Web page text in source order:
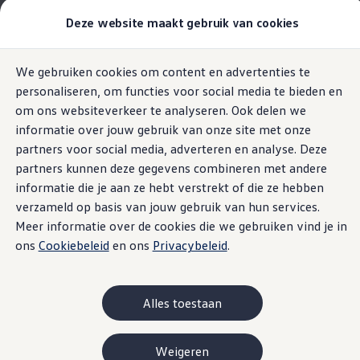
Deze website maakt gebruik van cookies
We gebruiken cookies om content en advertenties te
personaliseren, om functies voor social media te bieden en
om ons websiteverkeer te analyseren. Ook delen we
informatie over jouw gebruik van onze site met onze
partners voor social media, adverteren en analyse. Deze
partners kunnen deze gegevens combineren met andere
informatie die je aan ze hebt verstrekt of die ze hebben
verzameld op basis van jouw gebruik van hun services.
Meer informatie over de cookies die we gebruiken vind je in
ons Cookiebeleid en ons Privacybeleid.
Alles toestaan
Weigeren
Ga naar
pagina
content
Ga
naar
footer
Modellen & Samenstellen
Stel jouw Volkswagen samen
Onze voorraad
Onze occasions
Bekijk onze acties
Vergelijk onze modellen
Lease & Financiering
Zakelijk
Full Operational Lease
Financial Lease
Bijtelling
Eigen bijdrage
Help mij kiezen
Privé
Private Lease
Financieren
Help mij kiezen
Private Lease
Verzekering
Elektrisch & Hybride
Hybride rijden
Hybride modellen
Home Volkswagen AG Legal
VolkswagenAG
Impressum en juridische
documenten
Hier vind je informatie over Volkswagen
AG als
Customer Interaction Center (CIC)
Licentieaanwijzingen van
derden
babel-plugin-require-context-hook , Version 1.0.0
Copyright (c) Author: Greg Smith <smr.kyu@gmail.com
storybook/addon-storyshots, Version 6.0.21